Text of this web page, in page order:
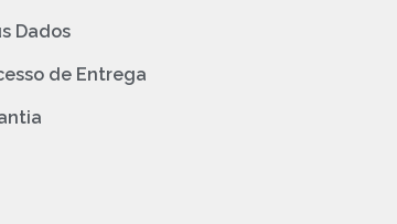
Dados
de Entrega